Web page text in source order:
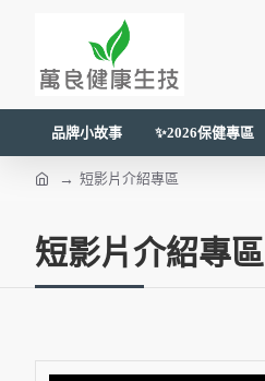
品牌小故事 ✨2026保健專區
短影片介紹專區
短影片介紹專區